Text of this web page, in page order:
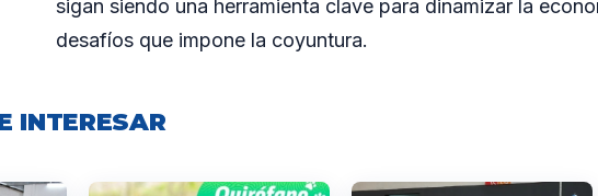
sigan siendo una herramienta clave para dinamizar la
desafíos que impone la coyuntura.
INTERESAR